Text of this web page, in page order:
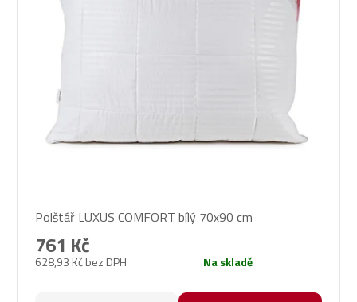
hodnocení
produktu
je
Polštář LUXUS COMFORT bílý 70x90 cm
628,93 Kč bez DPH
761 Kč
Na skladě